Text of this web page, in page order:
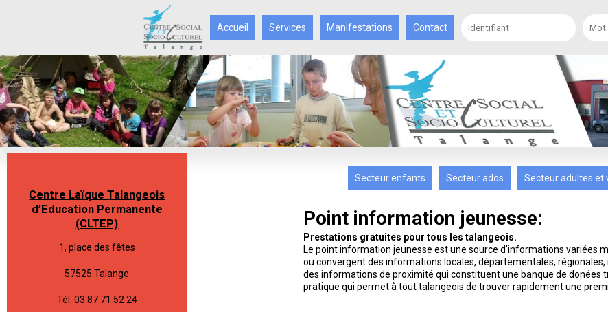
Accueil Services Manifestations Contact
Centre Laïque Talangeois
d’Education Permanente
(CLTEP)
1, place des fêtes
57525 Talange
Tél: 03 87 71 52 24
Secteur enfants Secteur ados Secteur adultes et
Point information jeunesse:
Prestations gratuites pour tous les talangeois.
Le point information jeunesse est une source d'informations variées
ou convergent des informations locales, départementales,
des informations de proximité qui constituent une banque de donées
pratique qui permet à tout talangeois de trouver rapidement une